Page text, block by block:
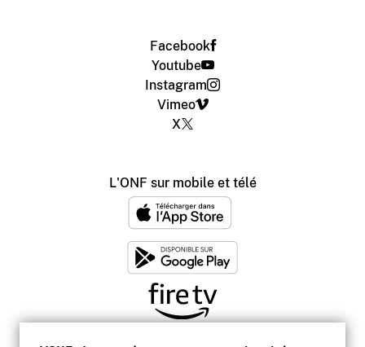
Facebook
Youtube
Instagram
Vimeo
X
L'ONF sur mobile et télé